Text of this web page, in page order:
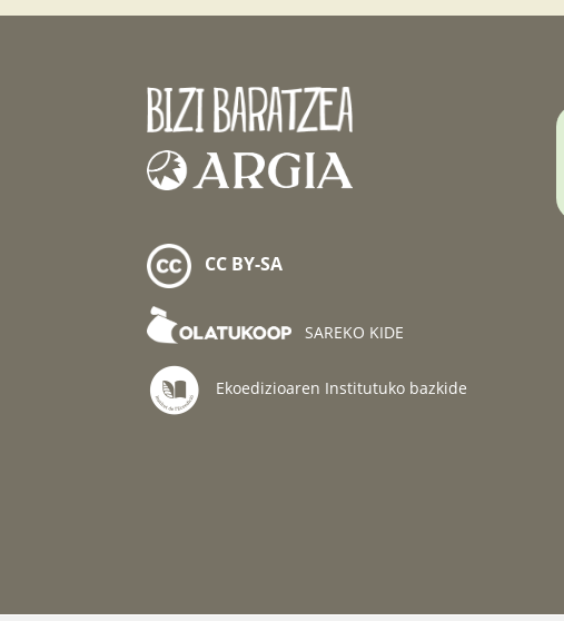
CC BY-SA
SAREKO KIDE
Ekoedizioaren Institutuko bazkide